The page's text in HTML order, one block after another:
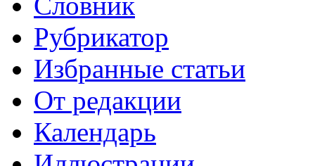
Рубрикатор
Избранные статьи
От редакции
Календарь